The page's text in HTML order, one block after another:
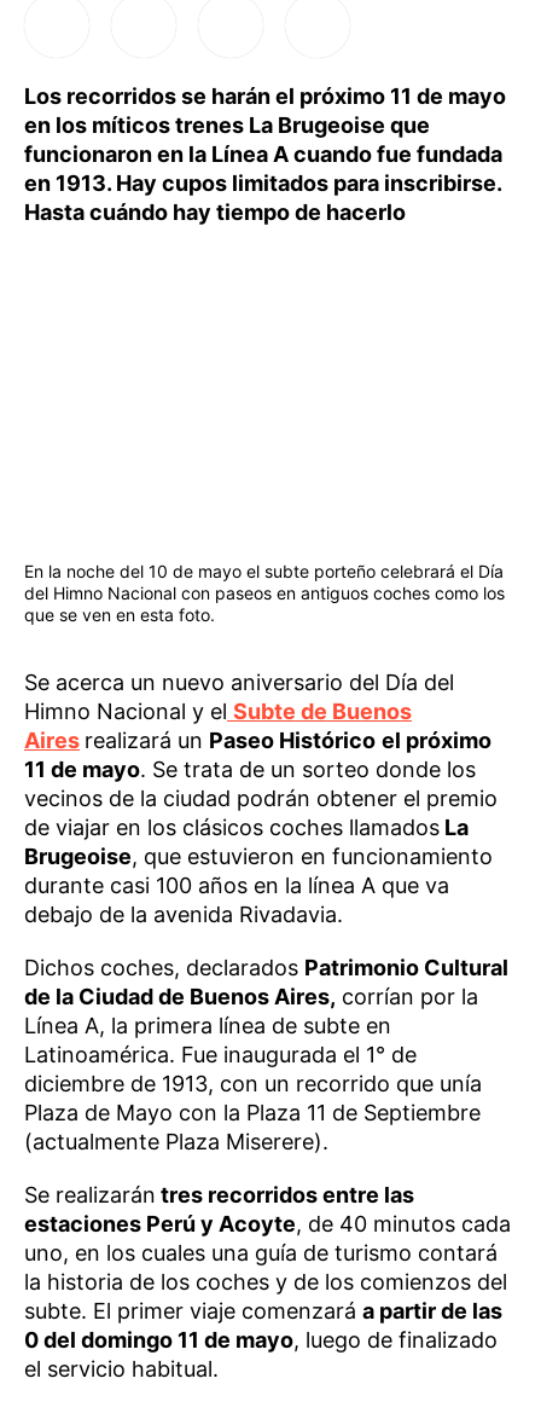
Los recorridos se harán el próximo 11 de mayo
en los míticos trenes La Brugeoise que
funcionaron en la Línea A cuando fue fundada
en 1913. Hay cupos limitados para inscribirse.
Hasta cuándo hay tiempo de hacerlo
En la noche del 10 de mayo el subte porteño celebrará el Día
del Himno Nacional con paseos en antiguos coches como los
que se ven en esta foto.
Se acerca un nuevo aniversario del Día del
Himno Nacional y el Subte de Buenos
Aires realizará un Paseo Histórico el próximo
11 de mayo. Se trata de un sorteo donde los
vecinos de la ciudad podrán obtener el premio
de viajar en los clásicos coches llamados La
Brugeoise, que estuvieron en funcionamiento
durante casi 100 años en la línea A que va
debajo de la avenida Rivadavia.
Dichos coches, declarados Patrimonio Cultural
de la Ciudad de Buenos Aires, corrían por la
Línea A, la primera línea de subte en
Latinoamérica. Fue inaugurada el 1° de
diciembre de 1913, con un recorrido que unía
Plaza de Mayo con la Plaza 11 de Septiembre
(actualmente Plaza Miserere).
Se realizarán tres recorridos entre las
estaciones Perú y Acoyte, de 40 minutos cada
uno, en los cuales una guía de turismo contará
la historia de los coches y de los comienzos del
subte. El primer viaje comenzará a partir de las
0 del domingo 11 de mayo, luego de finalizado
el servicio habitual.